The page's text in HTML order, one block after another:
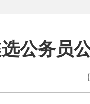
公务员